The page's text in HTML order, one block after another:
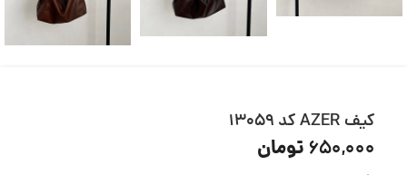
کیف AZER کد 13059
650,000 تومان